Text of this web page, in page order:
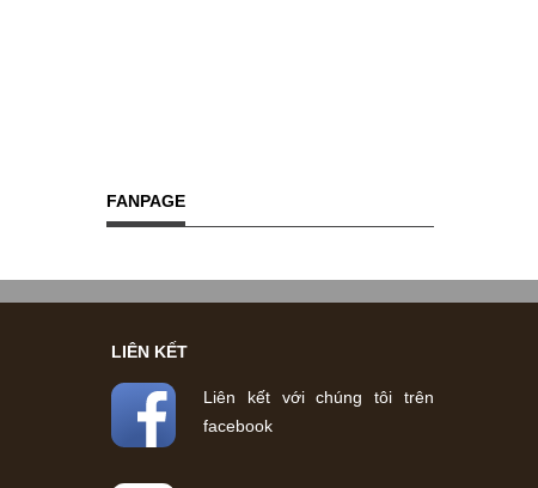
FANPAGE
LIÊN KẾT
Liên kết với chúng tôi trên
facebook